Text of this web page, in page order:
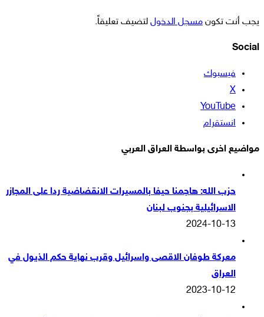
يجب أنت تكون مسجل الدخول لتضيف تعليقاً.
Social
فيسبوك
‫X
‫YouTube
انستقرام
مواضيع اخرى بواسطة العراق العربي
حزب الله: هاجمنا حيفا بالمسيرات الانقضاضية ردا على المجازر
الاسرائيلية بجنوب لبنان
2024-10-13
معركة طوفان الاقصى واسرائيل وقرب نهاية حكم الذيول في
العراق
2023-10-12